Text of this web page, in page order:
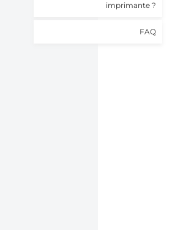
imprimante ?
FAQ